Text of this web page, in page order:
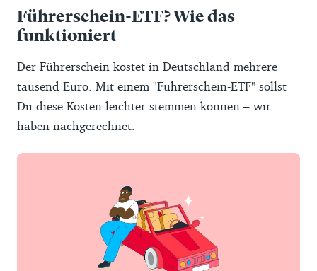
Führerschein-ETF? Wie das
funktioniert
Der Führerschein kostet in Deutschland mehrere
tausend Euro. Mit einem "Führerschein-ETF" sollst
Du diese Kosten leichter stemmen können – wir
haben nachgerechnet.